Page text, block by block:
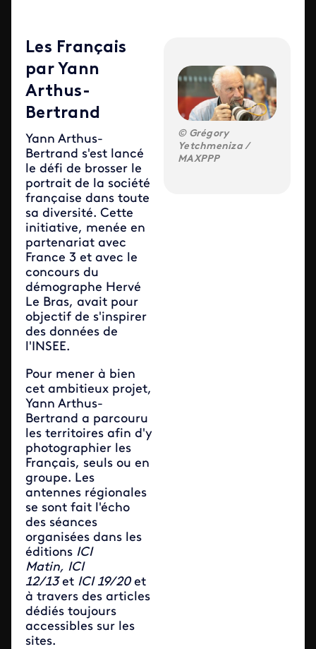
Les Français
par Yann
Arthus-
Bertrand
Yann Arthus-
Bertrand s'est lancé
le défi de brosser le
portrait de la société
française dans toute
sa diversité. Cette
initiative, menée en
partenariat avec
France 3 et avec le
concours du
démographe Hervé
Le Bras, avait pour
objectif de s'inspirer
des données de
l'INSEE.
Pour mener à bien
cet ambitieux projet,
Yann Arthus-
Bertrand a parcouru
les territoires afin d'y
photographier les
Français, seuls ou en
groupe. Les
antennes régionales
se sont fait l'écho
des séances
organisées dans les
éditions ICI
Matin, ICI
12/13et ICI 19/20et
à travers des articles
dédiés toujours
accessibles sur les
sites.
Grégory
Yetchmeniza /
MAXPPP